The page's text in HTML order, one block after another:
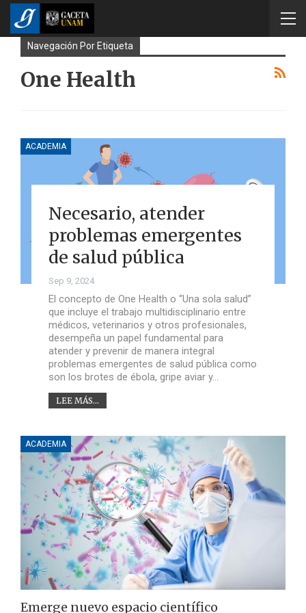
Navegación Por Etiqueta
One Health
ACADEMIA
Necesario, atender
problemas emergentes
de salud pública
Sep 9, 2024
El concepto de One Health o “Una sola salud”
que incluye el trabajo multidisciplinario entre
médicos, veterinarios y otros profesionales,
desempeña un papel fundamental para
atender y prevenir de manera integral
problemas emergentes de salud pública como
son los brotes de ébola, gripe aviar y…
LEE MÁS...
ACADEMIA
Emerge nuevo espacio científico